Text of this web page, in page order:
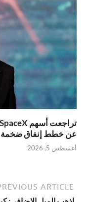
عن خطط إنفاق ضخمة
أغسطس 5, 2026
ARTICLE